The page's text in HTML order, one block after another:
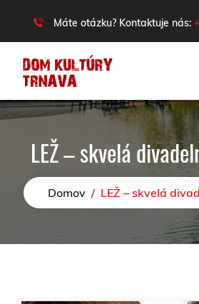
Máte otázku? Kontaktuje nás:
LEŽ – skvelá
Domov / LEŽ – skvelá